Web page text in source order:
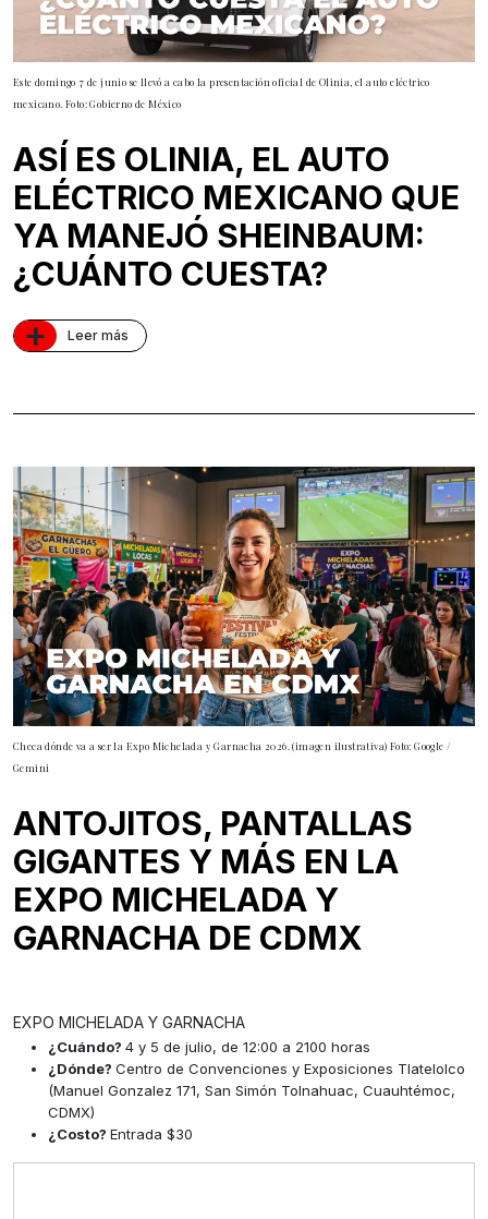
Este domingo 7 de junio se llevó a cabo la presentación oficial de Olinia, el auto eléctrico
mexicano. Foto: Gobierno de México
ASÍ ES OLINIA, EL AUTO
ELÉCTRICO MEXICANO QUE
YA MANEJÓ SHEINBAUM:
¿CUÁNTO CUESTA?
+ Leer más
Checa dónde va a ser la Expo Michelada y Garnacha 2026. (imagen ilustrativa) Foto: Google /
Gemini
ANTOJITOS, PANTALLAS
GIGANTES Y MÁS EN LA
EXPO MICHELADA Y
GARNACHA DE CDMX
EXPO MICHELADA Y GARNACHA
¿Cuándo? 4 y 5 de julio, de 12:00 a 2100 horas
¿Dónde? Centro de Convenciones y Exposiciones Tlatelolco
(Manuel Gonzalez 171, San Simón Tolnahuac, Cuauhtémoc,
CDMX)
¿Costo? Entrada $30